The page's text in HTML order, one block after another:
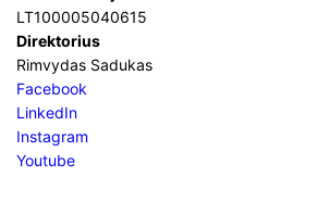
LT100005040615
Direktorius
Rimvydas Sadukas
Facebook
LinkedIn
Instagram
Youtube